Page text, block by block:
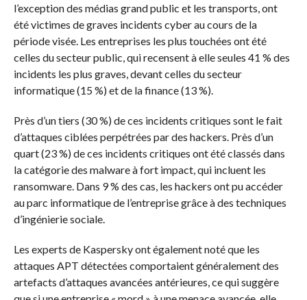
l’exception des médias grand public et les transports, ont
été victimes de graves incidents cyber au cours de la
période visée. Les entreprises les plus touchées ont été
celles du secteur public, qui recensent à elle seules 41 % des
incidents les plus graves, devant celles du secteur
informatique (15 %) et de la finance (13 %).
Près d’un tiers (30 %) de ces incidents critiques sont le fait
d’attaques ciblées perpétrées par des hackers. Près d’un
quart (23 %) de ces incidents critiques ont été classés dans
la catégorie des malware à fort impact, qui incluent les
ransomware. Dans 9 % des cas, les hackers ont pu accéder
au parc informatique de l’entreprise grâce à des techniques
d’ingénierie sociale.
Les experts de Kaspersky ont également noté que les
attaques APT détectées comportaient généralement des
artefacts d’attaques avancées antérieures, ce qui suggère